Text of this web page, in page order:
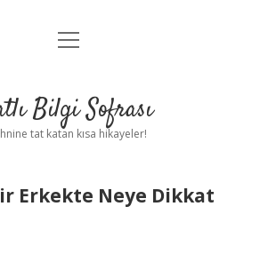
Anasayfa
Yasal Uyarı
menüyü
Bilgi Sofrası
tat katan kısa hikayeler!
Erkekte Neye Dikkat